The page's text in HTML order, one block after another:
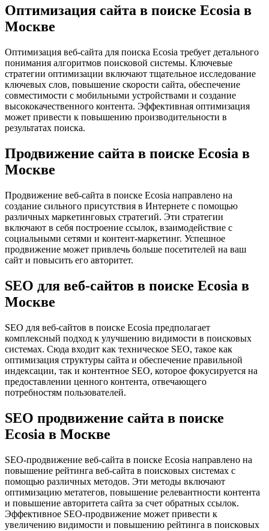
Оптимизация сайта в поиске Ecosia в
Москве
Оптимизация веб-сайта для поиска Ecosia требует детального
понимания алгоритмов поисковой системы. Ключевые
стратегии оптимизации включают тщательное исследование
ключевых слов, повышение скорости сайта, обеспечение
совместимости с мобильными устройствами и создание
высококачественного контента. Эффективная оптимизация
может привести к повышению производительности в
результатах поиска.
Продвижение сайта в поиске Ecosia в
Москве
Продвижение веб-сайта в поиске Ecosia направлено на
создание сильного присутствия в Интернете с помощью
различных маркетинговых стратегий. Эти стратегии
включают в себя построение ссылок, взаимодействие с
социальными сетями и контент-маркетинг. Успешное
продвижение может привлечь больше посетителей на ваш
сайт и повысить его авторитет.
SEO для веб-сайтов в поиске Ecosia в
Москве
SEO для веб-сайтов в поиске Ecosia предполагает
комплексный подход к улучшению видимости в поисковых
системах. Сюда входит как техническое SEO, такое как
оптимизация структуры сайта и обеспечение правильной
индексации, так и контентное SEO, которое фокусируется на
предоставлении ценного контента, отвечающего
потребностям пользователей.
SEO продвижение сайта в поиске
Ecosia в Москве
SEO-продвижение веб-сайта в поиске Ecosia направлено на
повышение рейтинга веб-сайта в поисковых системах с
помощью различных методов. Эти методы включают
оптимизацию метатегов, повышение релевантности контента
и повышение авторитета сайта за счет обратных ссылок.
Эффективное SEO-продвижение может привести к
увеличению видимости и повышению рейтинга в поисковых